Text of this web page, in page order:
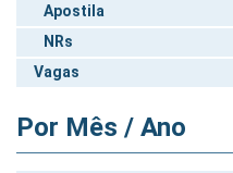
Apostila
NRs
Vagas
Por Mês / Ano